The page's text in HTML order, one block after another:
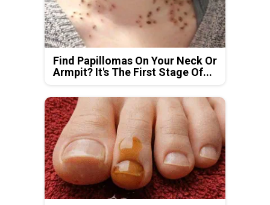
Find Papillomas On Your Neck Or
Armpit? It's The First Stage Of...